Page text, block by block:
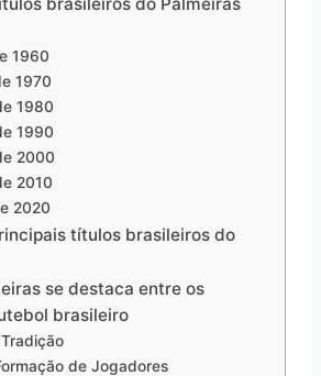
1960
1970
1980
1990
2000
2010
2020
títulos brasileiros do
se destaca entre os
brasileiro
de Jogadores